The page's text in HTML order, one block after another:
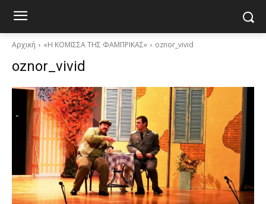
Αρχική «Η ΚΟΜΙΣΣΑ ΤΗΣ ΦΑΜΠΡΙΚΑΣ» oznor_vivid
oznor_vivid